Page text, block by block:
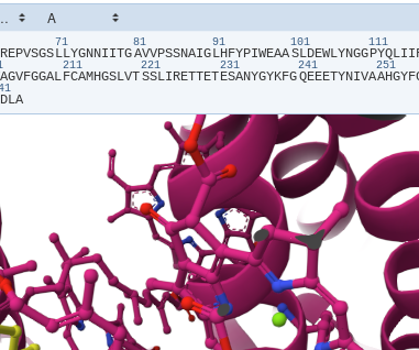
​R​​E​​P​​V​​S​​G​​S​
71
​L​​L​​Y​​G​​N​​N​​I​​I​​T​​G​
81
​A​​V​​V​​P​​S​​S​​N​​A​​I​​G​
91
​L​​H​​F​​Y​​P​​I​​W​​E​​A​​A​
101
​S​​L​​D​​E​​W​​L​​Y​​N​​G​​G​
111
​P​​Y​​Q​​L​​I​​I​
​A​​G​​V​​F​​G​​G​​A​​L​
211
​F​​C​​A​​M​​H​​G​​S​​L​​V​​T​
221
​S​​S​​L​​I​​R​​E​​T​​T​​E​​T​
231
​E​​S​​A​​N​​Y​​G​​Y​​K​​F​​G​
241
​Q​​E​​E​​E​​T​​Y​​N​​I​​V​​A​
251
​A​​H​​G​​Y​​F​
​D​​L​​A​